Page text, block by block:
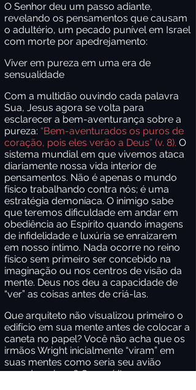
O Senhor deu um passo adiante,
revelando os pensamentos que causam
o adultério, um pecado punível em Israel
com morte por apedrejamento:
Viver em pureza em uma era de
sensualidade
Com a multidão ouvindo cada palavra
Sua, Jesus agora se volta para
esclarecer a bem-aventurança sobre a
pureza: “Bem-aventurados os puros de
coração, pois eles verão a Deus” (v. 8). O
sistema mundial em que vivemos ataca
diariamente nossa vida interior de
pensamentos. Não é apenas o mundo
físico trabalhando contra nós; é uma
estratégia demoníaca. O inimigo sabe
que teremos dificuldade em andar em
obediência ao Espírito quando imagens
de infidelidade e luxúria se enraizarem
em nosso íntimo. Nada ocorre no reino
físico sem primeiro ser concebido na
imaginação ou nos centros de visão da
mente. Deus nos deu a capacidade de
“ver” as coisas antes de criá-las.
Que arquiteto não visualizou primeiro o
edifício em sua mente antes de colocar a
caneta no papel? Você não acha que os
irmãos Wright inicialmente “viram” em
suas mentes como seria seu avião
voando pelo ar? Os espíritos